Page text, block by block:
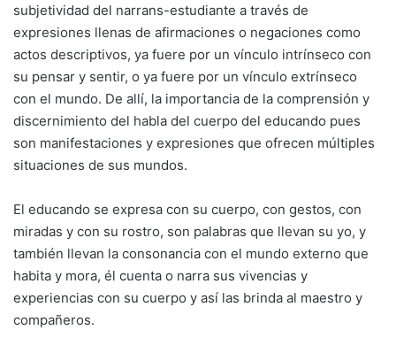
subjetividad del narrans-estudiante a través de
expresiones llenas de afirmaciones o negaciones como
actos descriptivos, ya fuere por un vínculo intrínseco con
su pensar y sentir, o ya fuere por un vínculo extrínseco
con el mundo. De allí, la importancia de la comprensión y
discernimiento del habla del cuerpo del educando pues
son manifestaciones y expresiones que ofrecen múltiples
situaciones de sus mundos.
El educando se expresa con su cuerpo, con gestos, con
miradas y con su rostro, son palabras que llevan su yo, y
también llevan la consonancia con el mundo externo que
habita y mora, él cuenta o narra sus vivencias y
experiencias con su cuerpo y así las brinda al maestro y
compañeros.